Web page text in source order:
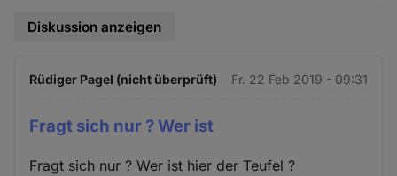
Diskussion anzeigen
Rüdiger Pagel (nicht überprüft) Fr. 22 Feb 2019 - 09:31
Fragt sich nur ? Wer ist
Fragt sich nur ? Wer ist hier der Teufel ?